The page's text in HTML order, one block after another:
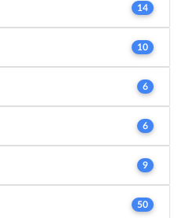
14
10
6
6
9
50